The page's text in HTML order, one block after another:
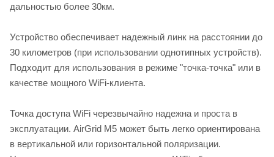
дальностью более 30км.
Устройство обеспечивает надежный линк на расстоянии до
30 километров (при использовании однотипных устройств).
Подходит для использования в режиме "точка-точка" или в
качестве мощного WiFi-клиента.
Точка доступа WiFi черезвычайно надежна и проста в
эксплуатации. AirGrid M5 может быть легко ориентирована
в вертикальной или горизонтальной поляризации.